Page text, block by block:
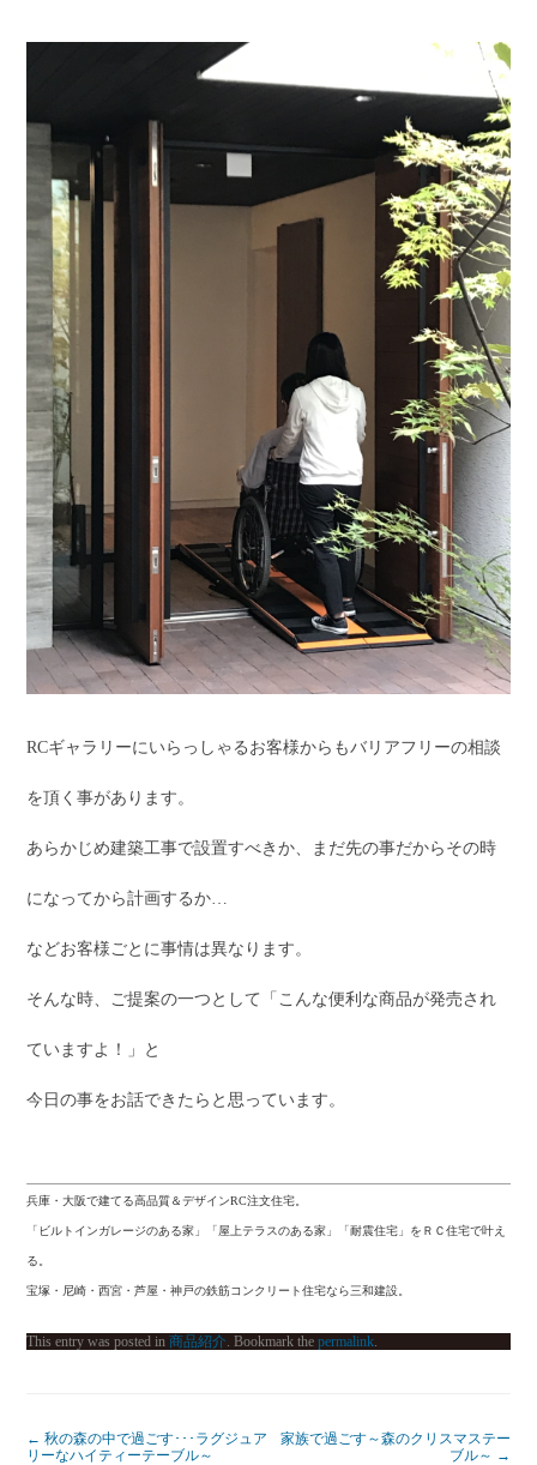
RCギャラリーにいらっしゃるお客様からもバリアフリーの相談
を頂く事があります。
あらかじめ建築工事で設置すべきか、まだ先の事だからその時
になってから計画するか…
などお客様ごとに事情は異なります。
そんな時、ご提案の一つとして「こんな便利な商品が発売され
ていますよ！」と
今日の事をお話できたらと思っています。
兵庫・大阪で建てる高品質＆デザインRC注文住宅。
「ビルトインガレージのある家」「屋上テラスのある家」「耐震住宅」をＲＣ住宅で叶え
る。
宝塚・尼崎・西宮・芦屋・神戸の鉄筋コンクリート住宅なら三和建設。
This entry was posted in商品紹介. Bookmark thepermalink.
← 秋の森の中で過ごす･･･ラグジュア
リーなハイティーテーブル～
家族で過ごす～森のクリスマステー
ブル～ →